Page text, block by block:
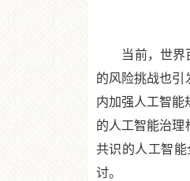
当前，世界百
的风险挑战也引
内加强人工智能
的人工智能治理
共识的人工智
讨。